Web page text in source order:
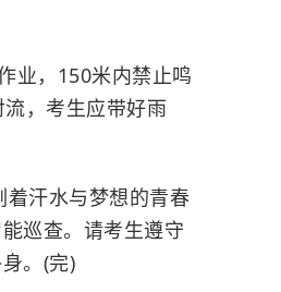
业，150米内禁止鸣
，考生应带好雨
汗水与梦想的青春
巡查。请考生遵守
。(完)